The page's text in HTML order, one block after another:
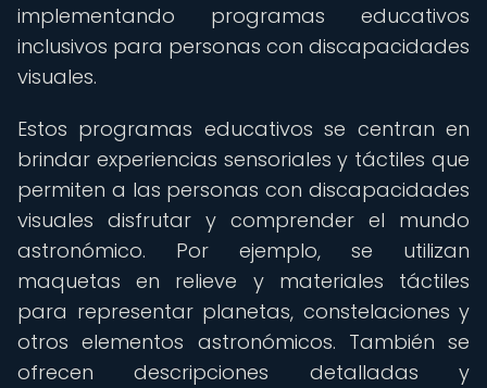
implementando programas educativos
inclusivos para personas con discapacidades
visuales.
Estos programas educativos se centran en
brindar experiencias sensoriales y táctiles que
permiten a las personas con discapacidades
visuales disfrutar y comprender el mundo
astronómico. Por ejemplo, se utilizan
maquetas en relieve y materiales táctiles
para representar planetas, constelaciones y
otros elementos astronómicos. También se
ofrecen descripciones detalladas y